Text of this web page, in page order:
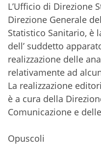
L’Ufficio di Direzione
Direzione Generale
Statistico Sanitario, è
dell’ suddetto
realizzazione delle
relativamente ad
La realizzazione
è a cura della
Comunicazione e
Opuscoli